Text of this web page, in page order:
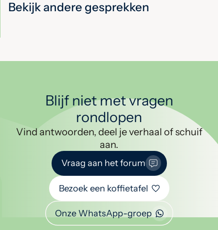
Bekijk andere gesprekken
Blijf niet met vragen
rondlopen
Vind antwoorden, deel je verhaal of schuif
aan.
Vraag aan het forum
Bezoek een koffietafel
Onze WhatsApp-groep